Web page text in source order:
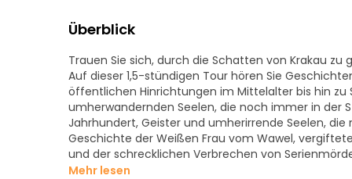
Überblick
Trauen Sie sich, durch die Schatten von Krakau
Auf dieser 1,5-stündigen Tour hören Sie
öffentlichen Hinrichtungen im Mittelalter bis hin zu
umherwandernden Seelen, die noch immer in der
Jahrhundert, Geister und umherirrende Seelen,
Geschichte der Weißen Frau vom Wawel,
und der schrecklichen Verbrechen von
Begebenheiten und verbindet Geschichte und
Mehr lesen